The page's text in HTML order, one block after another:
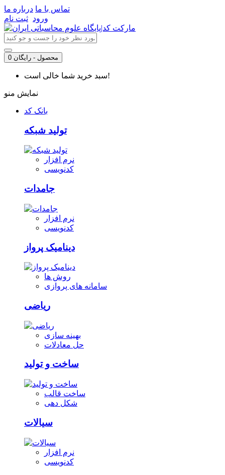
تماس با ما درباره ما
ورود ثبت نام
0 محصول - رایگان
سبد خرید شما خالی است!
نمایش منو
بانک کد
تولید شبکه
نرم افزار
کدنویسی
جامدات
نرم افزار
کدنویسی
دینامیک پرواز
روش ها
سامانه های پروازی
ریاضی
بهینه سازی
حل معادلات
ساخت و تولید
ساخت قالب
شکل دهی
سیالات
نرم افزار
کدنویسی